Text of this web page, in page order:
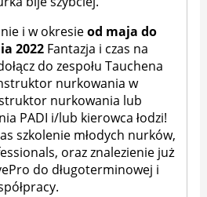
i w okresieod maja do
2022 Fantazja i czas na
do zespołu Tauchena
nurkowania w
nurkowania lub
PADI i/lub kierowca łodzi!
szkolenie młodych nurków,
oraz znalezienie już
do długoterminowej i